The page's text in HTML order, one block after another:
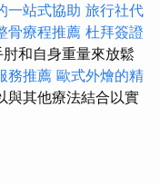
一站式協助 旅行社代
骨療程推薦 杜拜簽證
和自身重量來放鬆
務推薦 歐式外燴的精
與其他療法結合以實